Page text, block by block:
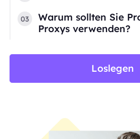
03
Warum sollten Sie
Proxys verwenden?
Loslegen